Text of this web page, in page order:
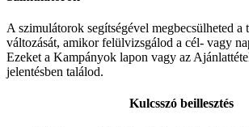
A szimulátorok segítségével megbecsülheted a
változását, amikor felülvizsgálod a cél- vagy
Ezeket a Kampányok lapon vagy az
jelentésben találod.
Kulcsszó beillesztés